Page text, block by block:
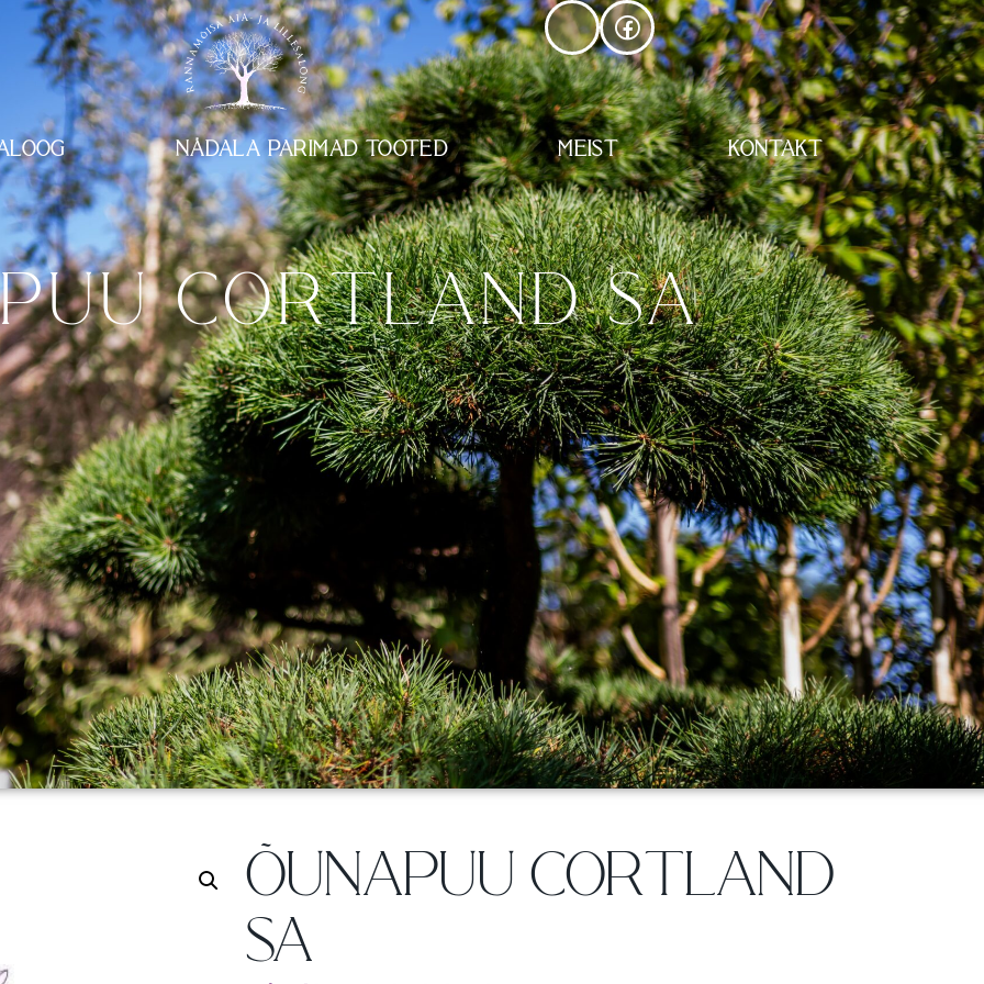
NÄDALA PARIMAD TOOTED MEIST KONTAKT
CORTLAND SA
ÕUNAPUU CORTLAND
SA